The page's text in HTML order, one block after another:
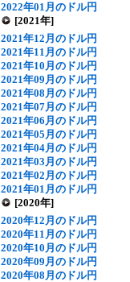
2022年01月のドル円
[2021年]
2021年12月のドル円
2021年11月のドル円
2021年10月のドル円
2021年09月のドル円
2021年08月のドル円
2021年07月のドル円
2021年06月のドル円
2021年05月のドル円
2021年04月のドル円
2021年03月のドル円
2021年02月のドル円
2021年01月のドル円
[2020年]
2020年12月のドル円
2020年11月のドル円
2020年10月のドル円
2020年09月のドル円
2020年08月のドル円